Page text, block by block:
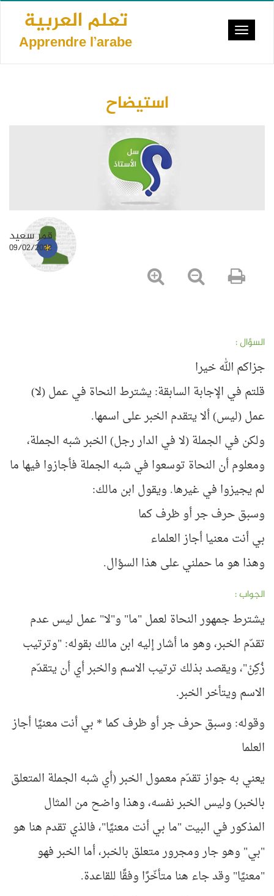
Aller
contenu
principal
تعلم العربية
Apprendre l’arabe
Toggle
استيضاح
قمر سعيد
09/02/2022
السؤال :
جزاكم الله خيرا
قلتم في الإجابة السابقة: يشترط النحاة في عمل (لا)
عمل (ليس) ألا يتقدم الخبر على اسمها.
ولكن في الجملة (لا في الدار رجل) الخبر شبه الجملة،
ومعلوم أن النحاة توسعوا في شبه الجملة فأجازوا فيها ما
لم يجيزوا في غيرها. ويقول ابن مالك:
وسبق حرف جر أو ظرف كما
بي أنت معنيا أجاز العلماء
وهذا هو ما حملني على هذا السؤال.
الجواب :
يشترط جمهور النحاة لعمل "ما" و"لا" عمل ليس عدم
تقدّم الخبر، وهو ما أشار إليه ابن مالك بقوله: "وترتيب
زُكِنْ"، ويقصد بذلك ترتيب الاسم والخبر أي أن يتقدّم
الاسم ويتأخر الخبر.
وقوله: وسبق حرف جر أو ظرف كما * بي أنت معنيًا أجاز
العلما
يعني به جواز تقدّم معمول الخبر (أي شبه الجملة المتعلق
بالخبر) وليس الخبر نفسه، وهذا واضح من المثال
المذكور في البيت "ما بي أنت معنيًا"، فالذي تقدم هنا هو
"بي" وهو جار ومجرور متعلق بالخبر، أما الخبر فهو
"معنيًا" وقد جاء هنا متأخّرًا وفقًا للقاعدة.